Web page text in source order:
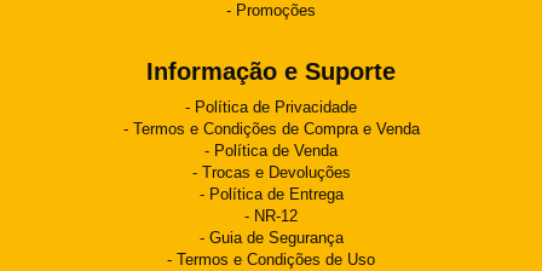
Promoções
Informação e Suporte
Política de Privacidade
Termos e Condições de Compra e Venda
Política de Venda
Trocas e Devoluções
Política de Entrega
NR-12
Guia de Segurança
Termos e Condições de Uso